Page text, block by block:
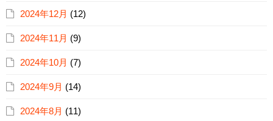
2024年12月 (12)
2024年11月 (9)
2024年10月 (7)
2024年9月 (14)
2024年8月 (11)